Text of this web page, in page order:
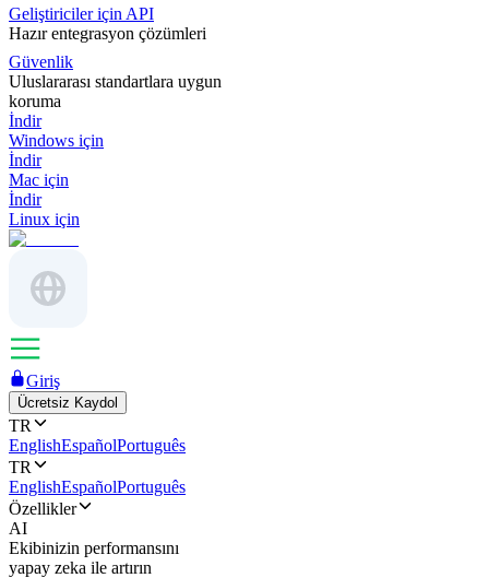
Geliştiriciler için API
Hazır entegrasyon çözümleri
Güvenlik
Uluslararası standartlara uygun
koruma
İndir
Windows için
İndir
Mac için
İndir
Linux için
Giriş
Ücretsiz Kaydol
TR
EnglishEspañolPortuguês
TR
EnglishEspañolPortuguês
Özellikler
AI
Ekibinizin performansını
yapay zeka ile artırın